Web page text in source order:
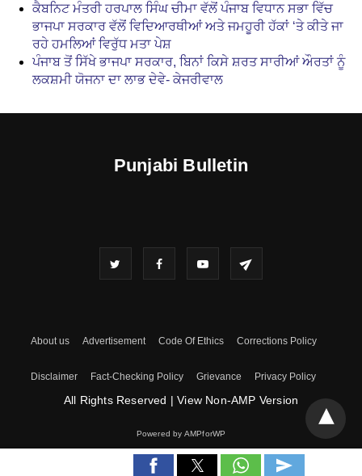
ਕੈਬਨਿਟ ਮੰਤਰੀ ਹਰਪਾਲ ਸਿੰਘ ਚੀਮਾ ਵੱਲੋਂ ਪੰਜਾਬ ਵਿਧਾਨ ਸਭਾ ਵਿੱਚ
ਭਾਜਪਾ ਸਰਕਾਰ ਵੱਲੋਂ ਵਿਦਿਆਰਥੀਆਂ ਅਤੇ ਜਮਹੂਰੀ ਹੱਕਾਂ ‘ਤੇ ਕੀਤੇ ਜਾ
ਰਹੇ ਹਮਲਿਆਂ ਵਿਰੁੱਧ ਮਤਾ ਪੇਸ਼
ਪੰਜਾਬ ਤੋਂ ਸਿੱਖੇ ਭਾਜਪਾ ਸਰਕਾਰ, ਬਿਨਾਂ ਕਿਸੇ ਸ਼ਰਤ ਸਾਰੀਆਂ ਔਰਤਾਂ ਨੂੰ
ਲਕਸ਼ਮੀ ਯੋਜਨਾ ਦਾ ਲਾਭ ਦੇਵੇ- ਕੇਜਰੀਵਾਲ
Punjabi Bulletin
About us Advertisement Code Of Ethics Corrections Policy
Disclaimer Fact-Checking Policy Grievance Privacy Policy
All Rights Reserved | View Non-AMP Version
Powered by AMPforWP